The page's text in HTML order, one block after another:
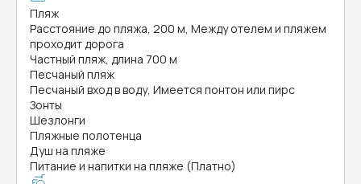
Пляж
Расстояние до пляжа, 200 м, Между отелем и пляжем
проходит дорога
Частный пляж, длина 700 м
Песчаный пляж
Песчаный вход в воду, Имеется понтон или пирс
Зонты
Шезлонги
Пляжные полотенца
Душ на пляже
Питание и напитки на пляже (Платно)